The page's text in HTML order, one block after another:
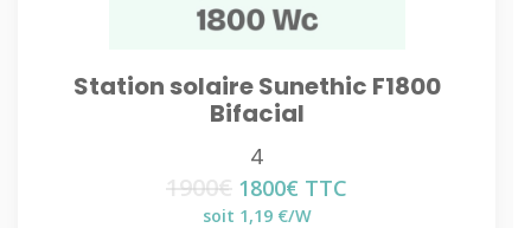
Station solaire Sunethic F1800
Bifacial
4
1900€ Le
prix
1800€ Le
prix
TTC
soit 1,19 €/W